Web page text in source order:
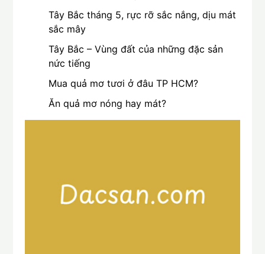
Tây Bắc tháng 5, rực rỡ sắc nắng, dịu mát
sắc mây
Tây Bắc – Vùng đất của những đặc sản
nức tiếng
Mua quả mơ tươi ở đâu TP HCM?
Ăn quả mơ nóng hay mát?